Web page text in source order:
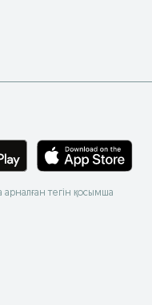
арналған тегін қосымша